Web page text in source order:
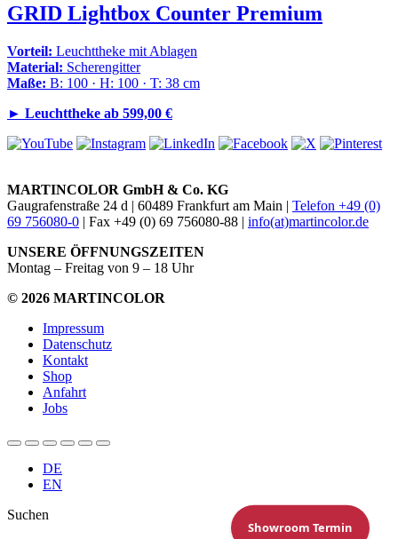
GRID Lightbox Counter Premium
Vorteil: Leuchttheke mit Ablagen
Material: Scherengitter
Maße: B: 100 · H: 100 · T: 38 cm
► Leuchttheke ab 599,00 €
MARTINCOLOR GmbH & Co. KG
Gaugrafenstraße 24 d | 60489 Frankfurt am Main | Telefon +49 (0)
69 756080-0 | Fax +49 (0) 69 756080-88 | info(at)martincolor.de
UNSERE ÖFFNUNGSZEITEN
Montag – Freitag von 9 – 18 Uhr
© 2026 MARTINCOLOR
Impressum
Datenschutz
Kontakt
Shop
Anfahrt
Jobs
DE
EN
Suchen